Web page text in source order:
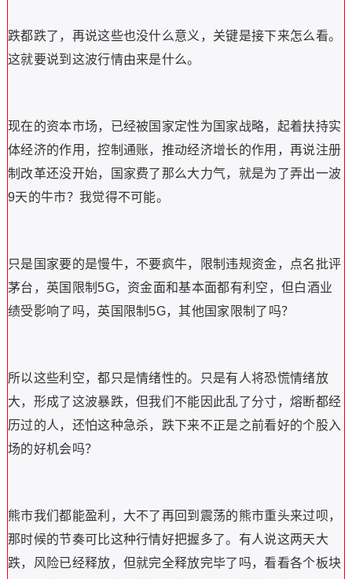
跌都跌了，再说这些也没什么意义，关键是接下来怎么看。
这就要说到这波行情由来是什么。
现在的资本市场，已经被国家定性为国家战略，起着扶持实
体经济的作用，控制通账，推动经济增长的作用，再说注册
制改革还没开始，国家费了那么大力气，就是为了弄出一波
9天的牛市？我觉得不可能。
只是国家要的是慢牛，不要疯牛，限制违规资金，点名批评
茅台，英国限制5G，资金面和基本面都有利空，但白酒业
绩受影响了吗，英国限制5G，其他国家限制了吗？
所以这些利空，都只是情绪性的。只是有人将恐慌情绪放
大，形成了这波暴跌，但我们不能因此乱了分寸，熔断都经
历过的人，还怕这种急杀，跌下来不正是之前看好的个股入
场的好机会吗？
熊市我们都能盈利，大不了再回到震荡的熊市重头来过呗，
那时候的节奏可比这种行情好把握多了。有人说这两天大
跌，风险已经释放，但就完全释放完毕了吗，看看各个板块